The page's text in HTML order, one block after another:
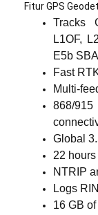
Fitur GPS
Tracks
L1OF,
E5b
Fast
Multi-
868/
Global
22
NTRIP
Logs
16 GB